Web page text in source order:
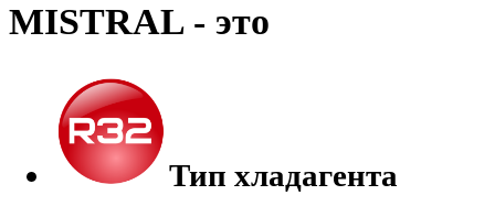
MISTRAL - это
Тип хладагента